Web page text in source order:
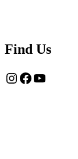
Find Us
Instagram
Facebook
YouTube